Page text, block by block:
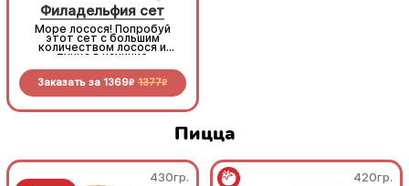
Филадельфия сет
Море лосося! Попробуй
этот сет с большим
количеством лосося и
тунца в начинке
Заказать за 1369R 1377R
Пицца
430гр. 420гр.